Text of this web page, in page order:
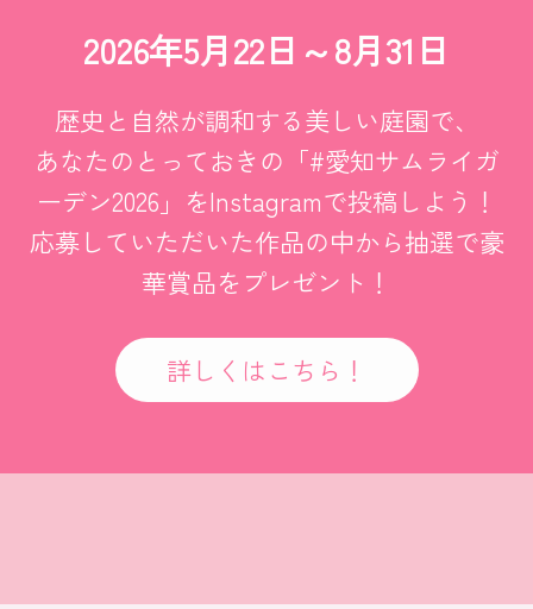
2026年5月22日～8月31日
歴史と自然が調和する美しい庭園で、
あなたのとっておきの「#愛知サムライガ
ーデン2026」をInstagramで投稿しよう！
応募していただいた作品の中から抽選で豪
華賞品をプレゼント！
詳しくはこちら！